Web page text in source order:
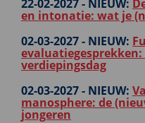
22-02-2027 - NIEUW:
en intonatie: wat je
02-03-2027 - NIEUW:
verdiepingsdag
02-03-2027 - NIEUW:
manosphere: de
jongeren